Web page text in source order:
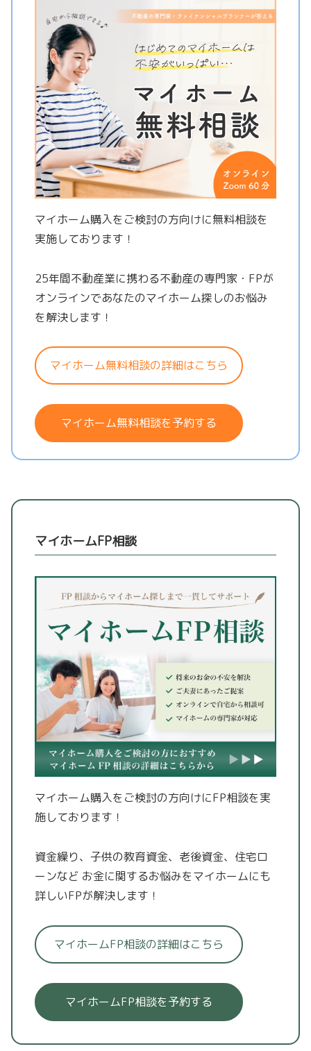
マイホーム購入をご検討の方向けに無料相談を
実施しております！
25年間不動産業に携わる不動産の専門家・FPが
オンラインであなたのマイホーム探しのお悩み
を解決します！
マイホーム無料相談の詳細はこちら
マイホーム無料相談を予約する
マイホームFP相談
マイホーム購入をご検討の方向けにFP相談を実
施しております！
資金繰り、子供の教育資金、老後資金、住宅ロ
ーンなど お金に関するお悩みをマイホームにも
詳しいFPが解決します！
マイホームFP相談の詳細はこちら
マイホームFP相談を予約する